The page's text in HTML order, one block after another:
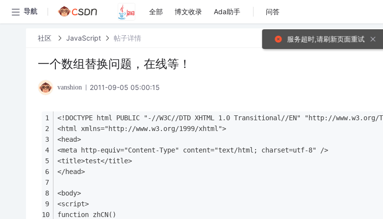
导航 全部 博文收录 Ada助手 问答
社区 JavaScript 帖子详情
一个数组替换问题，在线等！
vanshion 2011-09-05 05:00:15
<!DOCTYPE html PUBLIC "-//W3C//DTD XHTML 1.0 Transitional//EN" "http://
<html xmlns="http://www.w3.org/1999/xhtml">
<head>
<meta http-equiv="Content-Type" content="text/html; charset=utf-8" />
<title>test</title>
</head>
<body>
<script>
function zhCN()
服务超时,请刷新页面重试